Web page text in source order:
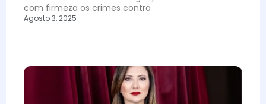
com firmeza os crimes contra
Agosto 3, 2025